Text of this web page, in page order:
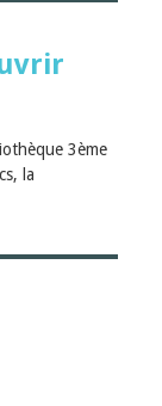
3ème
la